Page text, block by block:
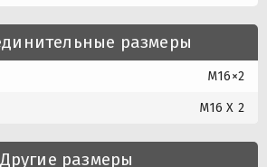
размеры
M16×2
M16 X 2
Другие размеры